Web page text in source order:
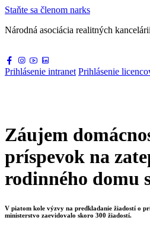
Staňte sa členom narks
Národná asociácia realitných
Prihlásenie intranet Prihlásenie
Záujem
príspevok na
rodinného domu
V piatom kole výzvy na predkladanie žiadostí o
ministerstvo zaevidovalo skoro 300 žiadostí.